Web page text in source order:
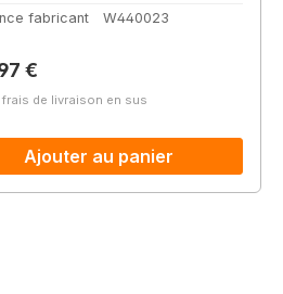
fabricant
W440023
:
€
frais de livraison en sus
Ajouter au panier